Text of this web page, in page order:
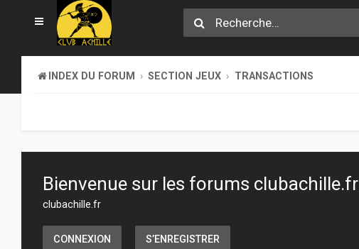
INDEX DU FORUM SECTION JEUX TRANSACTIONS
Bienvenue sur les forums clubachille.fr
clubachille.fr
CONNEXION S’ENREGISTRER